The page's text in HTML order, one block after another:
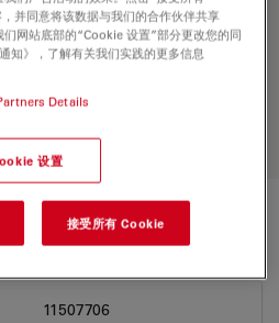
the perfect solution. Explore
and find the best fit for
needs.
11507706
并同意将该数据与我们的合作伙伴共享
们网站底部的“Cookie 设置”部分更改您的同
知》，了解有关我们实践的更多信息
Details
设置
接受所有 Cookie